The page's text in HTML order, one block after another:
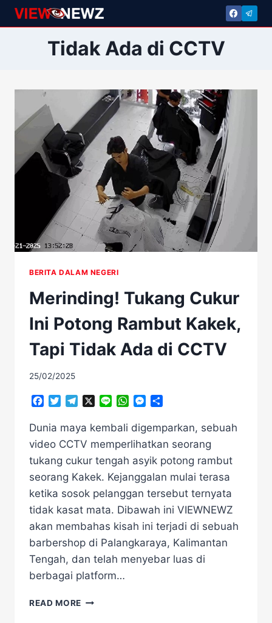
Skip
to
Tidak Ada di CCTV
BERITA DALAM NEGERI
Merinding! Tukang Cukur
Ini Potong Rambut Kakek,
Tapi Tidak Ada di CCTV
25/02/2025
Facebook
TwitterTelegramLine WhatsAppMessenger
Dunia maya kembali digemparkan, sebuah
video CCTV memperlihatkan seorang
tukang cukur tengah asyik potong rambut
seorang Kakek. Kejanggalan mulai terasa
ketika sosok pelanggan tersebut ternyata
tidak kasat mata. Dibawah ini VIEWNEWZ
akan membahas kisah ini terjadi di sebuah
barbershop di Palangkaraya, Kalimantan
Tengah, dan telah menyebar luas di
berbagai platform…
READ MORE MERINDING!